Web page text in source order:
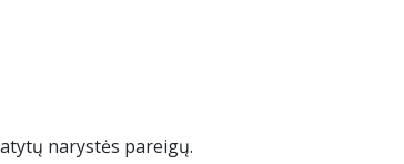
narystės pareigų.